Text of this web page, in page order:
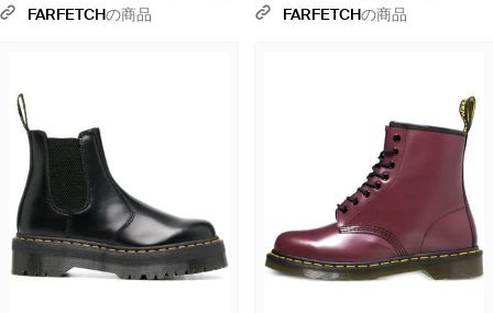
ックFARFETCHの商品
FARFETCHの商品